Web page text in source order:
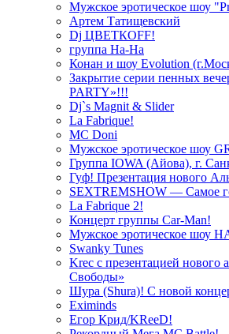
Мужское эротическое шоу
Артем Татищевский
Dj ЦВЕТКOFF!
группа На-На
Конан и шоу Evolution
Закрытие серии пенных
PARTY»!!!
Dj`s Magnit & Slider
La Fabrique!
MC Doni
Мужское эротическое шоу
Группа IOWA (Айова), г.
Гуф! Презентация нового
SEXTREMSHOW — Самое
La Fabrique 2!
Концерт группы Car-Man!
Мужское эротическое шоу
Swanky Tunes
Krec с презентацией нового
Свободы»
Шура (Shura)! С новой
Eximinds
Егор Крид/KReeD!